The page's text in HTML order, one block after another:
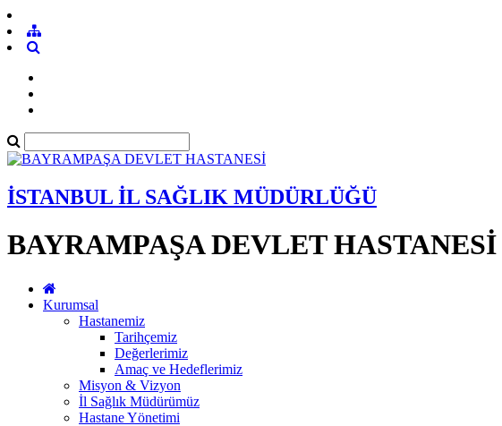
İSTANBUL İL SAĞLIK MÜDÜRLÜĞÜ
BAYRAMPAŞA DEVLET HASTANESİ
Kurumsal
Hastanemiz
Tarihçemiz
Değerlerimiz
Amaç ve Hedeflerimiz
Misyon & Vizyon
İl Sağlık Müdürümüz
Hastane Yönetimi